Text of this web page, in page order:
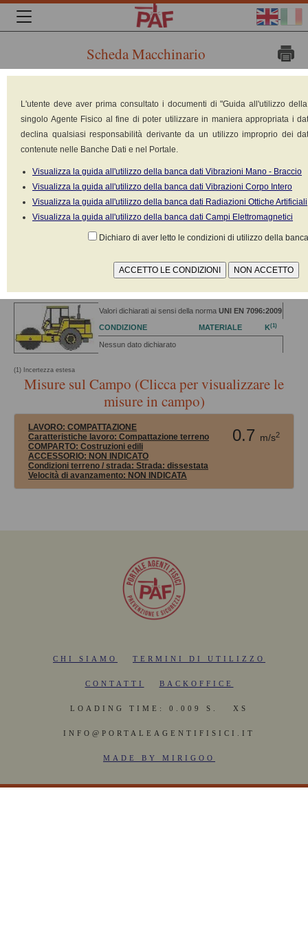
Scheda Macchinario
BITELLI
Modello:
Jolli
Tipologia:
Alimentazione: Motore a scoppio diesel
Valori dichiarati ai sensi della norma UNI EN 7096:2009
CONDIZIONE
MATERIALE K(1)
Nessun dato dichiarato
(1) Incertezza estesa
Misure sul Campo (Clicca per visualizzare le
misure in campo)
0.7 m/s2
LAVORO: COMPATTAZIONE
Caratteristiche lavoro: Compattazione terreno
COMPARTO: Costruzioni edili
ACCESSORIO: NON INDICATO
Condizioni terreno / strada: Strada: dissestata
Velocità di avanzamento: NON INDICATA
CHI SIAMO TERMINI DI UTILIZZO
CONTATTI BACKOFFICE
LOADING TIME: 0.009 S. XS
INFO@PORTALEAGENTIFISICI.IT
MADE BY MIRIGOO
L'utente deve aver prima consultato i documenti di "Guida all'utilizzo
singolo Agente Fisico al fine di poter utilizzare in maniera appropriata i
declina qualsiasi responsabilità derivante da un utilizzo improprio dei
contenute nelle Banche Dati e nel Portale.
Visualizza la guida all'utilizzo della banca dati Vibrazioni Mano - Braccio
Visualizza la guida all'utilizzo della banca dati Vibrazioni Corpo Intero
Visualizza la guida all'utilizzo della banca dati Radiazioni Ottiche Artificiali
Visualizza la guida all'utilizzo della banca dati Campi Elettromagnetici
Dichiaro di aver letto le condizioni di utilizzo della